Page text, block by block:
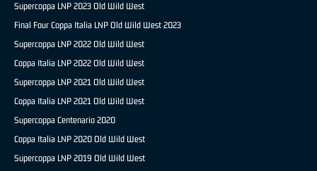
Supercoppa LNP 2023 Old Wild West
Final Four Coppa Italia LNP Old Wild West 2023
Supercoppa LNP 2022 Old Wild West
Coppa Italia LNP 2022 Old Wild West
Supercoppa LNP 2021 Old Wild West
Coppa Italia LNP 2021 Old Wild West
Supercoppa Centenario 2020
Coppa Italia LNP 2020 Old Wild West
Supercoppa LNP 2019 Old Wild West